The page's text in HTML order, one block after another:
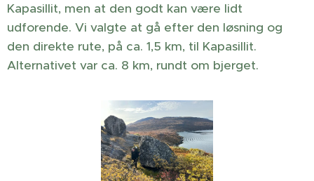
Kapasillit, men at den godt kan være lidt
udforende. Vi valgte at gå efter den løsning og
den direkte rute, på ca. 1,5 km, til Kapasillit.
Alternativet var ca. 8 km, rundt om bjerget.